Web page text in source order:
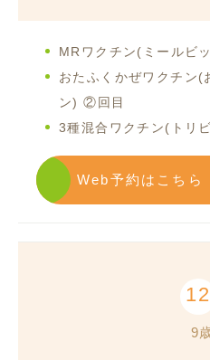
MRワクチン(ミールビ
おたふくかぜワクチン(
ン) ②回目
3種混合ワクチン(トリ
Web予約はこちら
12
9